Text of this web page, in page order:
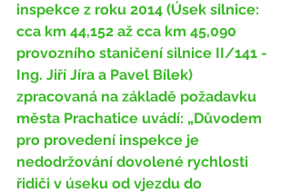
inspekce z roku 2014 (Úsek silnice:
cca km 44,152 až cca km 45,090
provozního staničení silnice II/141 -
Ing. Jiří Jíra a Pavel Bílek)
zpracovaná na základě požadavku
města Prachatice uvádí: „Důvodem
pro provedení inspekce je
nedodržování dovolené rychlosti
řidiči v úseku od vjezdu do